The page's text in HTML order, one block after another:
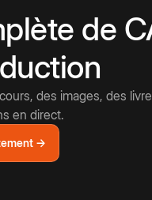
de
des images, des
en direct.
→